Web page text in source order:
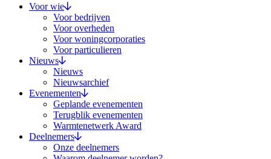
Voor wie
Voor bedrijven
Voor overheden
Voor woningcorporaties
Voor particulieren
Nieuws
Nieuws
Nieuwsarchief
Evenementen
Geplande evenementen
Terugblik evenementen
Warmtenetwerk Award
Deelnemers
Onze deelnemers